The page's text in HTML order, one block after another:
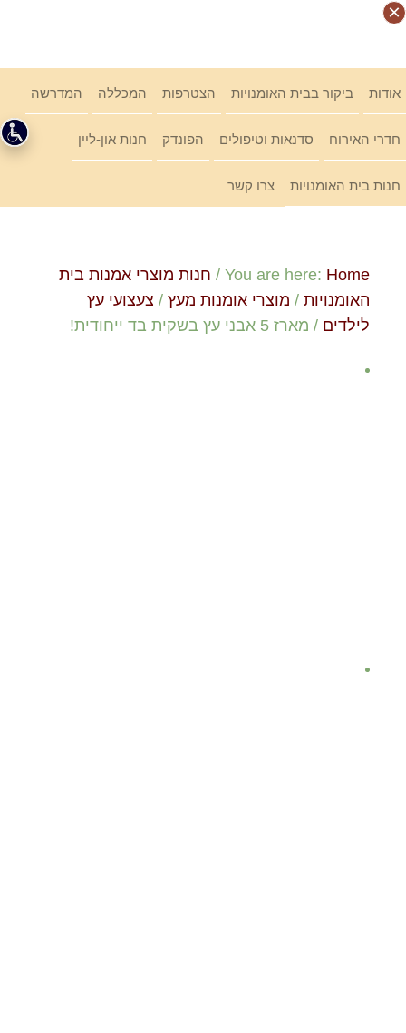
Skip
links
אודות ביקור בבית האומנויות הצטרפות המכללה המדרשה
חדרי האירוח סדנאות וטיפולים הפונדק חנות און-ליין
חנות בית האומנויות צרו קשר
You are here: Home
/ חנות מוצרי אמנות בית
האומנויות / מוצרי אומנות מעץ / צעצועי עץ
לילדים / מארז 5 אבני עץ בשקית בד ייחודית!
×
×
×
×